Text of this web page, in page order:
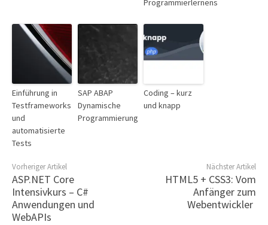
Programmierlernens
Einführung in
Testframeworks
und
automatisierte
Tests
SAP ABAP
Dynamische
Programmierung
Coding – kurz
und knapp
Vorheriger Artikel
ASP.NET Core
Intensivkurs – C#
Anwendungen und
WebAPIs
Nächster Artikel
HTML5 + CSS3: Vom
Anfänger zum
Webentwickler